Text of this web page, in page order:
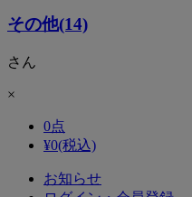
その他(14)
さん
×
0点
¥0(税込)
お知らせ